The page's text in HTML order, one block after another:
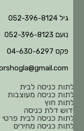
גיל 052-396-8124
נועם 052-396-8123
פקס 04-630-6297
doorshogla@gmail.com
כניסה לבית
כניסה מעוצבות
חוץ
דלת כניסה
כניסה לבית פרטי
כניסה מחירים